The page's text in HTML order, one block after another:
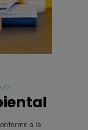
/>
a la